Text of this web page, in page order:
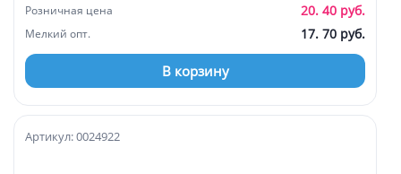
Розничная цена 20. 40 руб.
Мелкий опт. 17. 70 руб.
В корзину
Артикул: 0024922